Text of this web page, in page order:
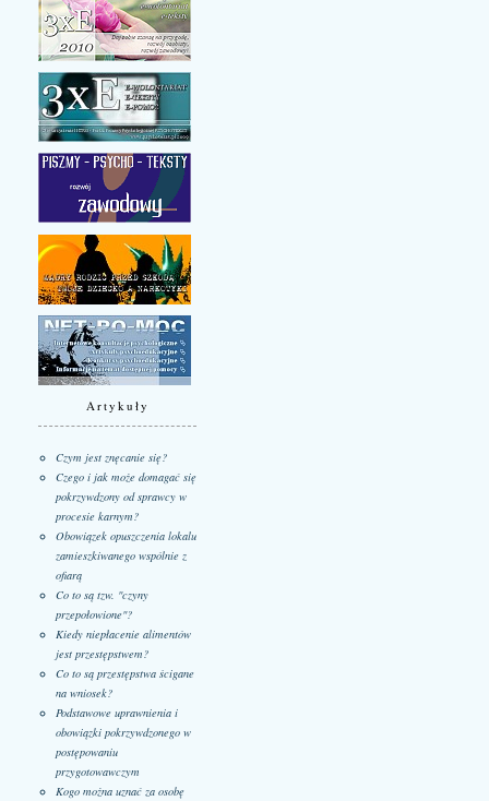
Artykuły
Czym jest znęcanie się?
Czego i jak może domagać się
pokrzywdzony od sprawcy w
procesie karnym?
Obowiązek opuszczenia lokalu
zamieszkiwanego wspólnie z
ofiarą
Co to są tzw. "czyny
przepołowione"?
Kiedy niepłacenie alimentów
jest przestępstwem?
Co to są przestępstwa ścigane
na wniosek?
Podstawowe uprawnienia i
obowiązki pokrzywdzonego w
postępowaniu
przygotowawczym
Kogo można uznać za osobę